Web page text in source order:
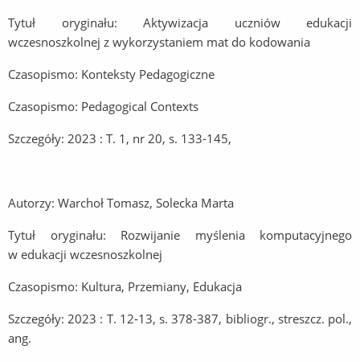
Tytuł oryginału: Aktywizacja uczniów edukacji
wczesnoszkolnej z wykorzystaniem mat do kodowania
Czasopismo: Konteksty Pedagogiczne
Czasopismo: Pedagogical Contexts
Szczegóły: 2023 : T. 1, nr 20, s. 133-145,
Autorzy: Warchoł Tomasz, Solecka Marta
Tytuł oryginału: Rozwijanie myślenia komputacyjnego
w edukacji wczesnoszkolnej
Czasopismo: Kultura, Przemiany, Edukacja
Szczegóły: 2023 : T. 12-13, s. 378-387, bibliogr., streszcz. pol.,
ang.